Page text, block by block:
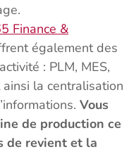
Finance &
également des
: PLM, MES,
la centralisation
Vous
de production ce
de revient et la